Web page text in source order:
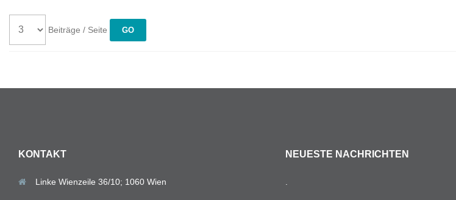
Beiträge / Seite
KONTAKT
Linke Wienzeile 36/10; 1060 Wien
NEUESTE NACHRICHTEN